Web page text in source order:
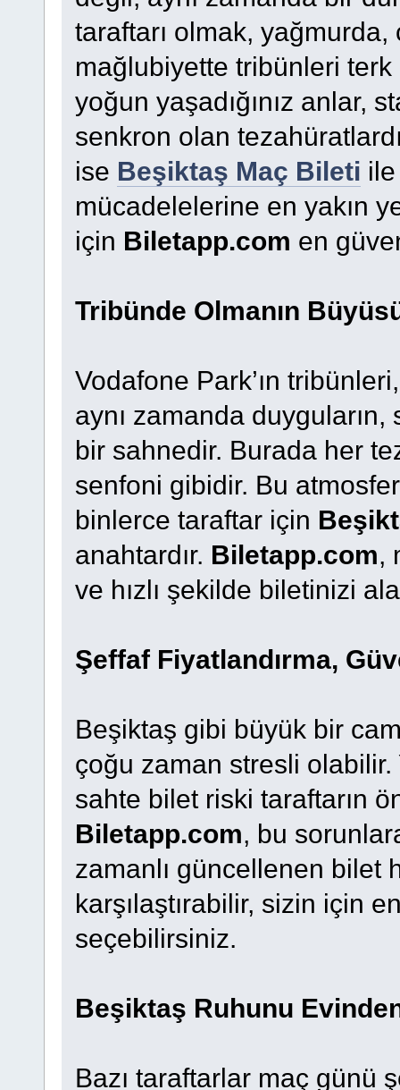
taraftarı olmak,
mağlubiyette tribünleri
yoğun yaşadığınız anlar,
senkron olan
ise Beşiktaş Maç Bileti
mücadelelerine en yakın
için Biletapp.com en
Tribünde Olmanın
Vodafone Park’ın
aynı zamanda
bir sahnedir. Burada her
senfoni gibidir. Bu
binlerce taraftar için
anahtardır. Biletapp.com,
ve hızlı şekilde biletinizi
Şeffaf Fiyatlandırma,
Beşiktaş gibi büyük bir
çoğu zaman stresli olabilir.
sahte bilet riski taraftarın
Biletapp.com, bu
zamanlı güncellenen bilet
karşılaştırabilir, sizin için
seçebilirsiniz.
Beşiktaş Ruhunu
Bazı taraftarlar maç günü